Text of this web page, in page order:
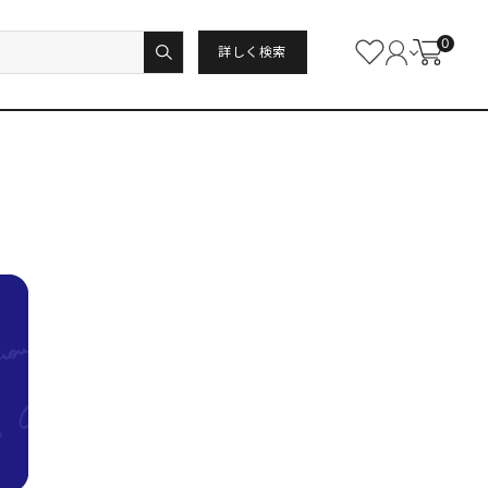
詳しく検索
0